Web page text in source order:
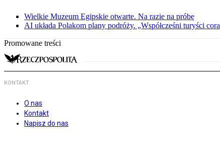
Wielkie Muzeum Egipskie otwarte. Na razie na próbę
AI układa Polakom plany podróży. „Współcześni turyści
Promowane treści
KONTAKT
O nas
Kontakt
Napisz do nas